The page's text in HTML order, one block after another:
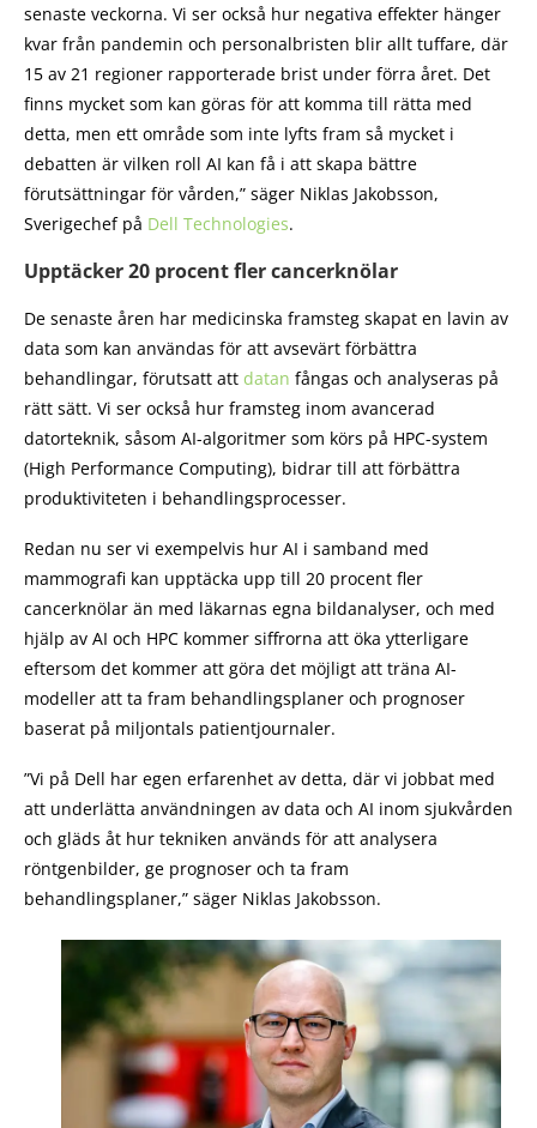
senaste veckorna. Vi ser också hur negativa effekter hänger
kvar från pandemin och personalbristen blir allt tuffare, där
15 av 21 regioner rapporterade brist under förra året. Det
finns mycket som kan göras för att komma till rätta med
detta, men ett område som inte lyfts fram så mycket i
debatten är vilken roll AI kan få i att skapa bättre
förutsättningar för vården,” säger Niklas Jakobsson,
Sverigechef på Dell Technologies.
Upptäcker 20 procent fler cancerknölar
De senaste åren har medicinska framsteg skapat en lavin av
data som kan användas för att avsevärt förbättra
behandlingar, förutsatt att datan fångas och analyseras på
rätt sätt. Vi ser också hur framsteg inom avancerad
datorteknik, såsom AI-algoritmer som körs på HPC-system
(High Performance Computing), bidrar till att förbättra
produktiviteten i behandlingsprocesser.
Redan nu ser vi exempelvis hur AI i samband med
mammografi kan upptäcka upp till 20 procent fler
cancerknölar än med läkarnas egna bildanalyser, och med
hjälp av AI och HPC kommer siffrorna att öka ytterligare
eftersom det kommer att göra det möjligt att träna AI-
modeller att ta fram behandlingsplaner och prognoser
baserat på miljontals patientjournaler.
”Vi på Dell har egen erfarenhet av detta, där vi jobbat med
att underlätta användningen av data och AI inom sjukvården
och gläds åt hur tekniken används för att analysera
röntgenbilder, ge prognoser och ta fram
behandlingsplaner,” säger Niklas Jakobsson.